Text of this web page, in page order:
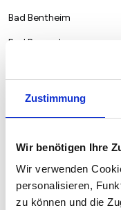
Zustimmung
Wir benötigen Ihre
Wir verwenden
personalisieren,
zu können und die
Bad Bentheim
Bad Bergzabern
Bad Bevensen
Bad Birnbach
Bad Boll
Bad Bramstedt
Bad Breisig